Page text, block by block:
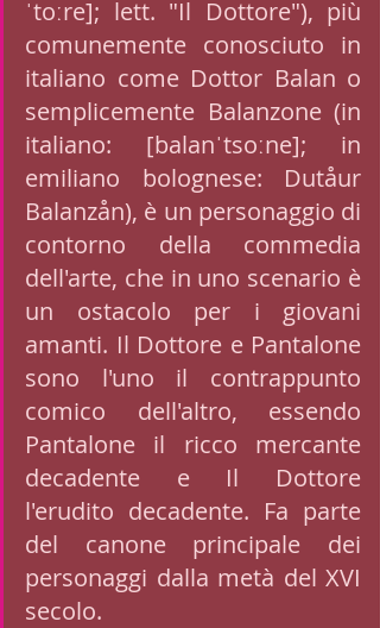
ˈtoːre]; lett. "Il Dottore"), più
comunemente conosciuto in
italiano come Dottor Balan o
semplicemente Balanzone (in
italiano: [balanˈtsoːne]; in
emiliano bolognese: Dutåur
Balanzån), è un personaggio di
contorno della commedia
dell'arte, che in uno scenario è
un ostacolo per i giovani
amanti. Il Dottore e Pantalone
sono l'uno il contrappunto
comico dell'altro, essendo
Pantalone il ricco mercante
decadente e Il Dottore
l'erudito decadente. Fa parte
del canone principale dei
personaggi dalla metà del XVI
secolo.